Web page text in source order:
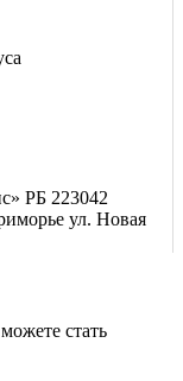
РБ 223042
ул. Новая
стать